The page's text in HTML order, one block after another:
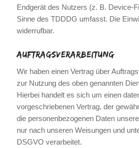
Endgerät des Nutzers (z. B. Device-
Sinne des TDDDG umfasst. Die
widerrufbar.
Auftragsverarbeitung
Wir haben einen Vertrag über
zur Nutzung des oben genannten
Hierbei handelt es sich um einen
vorgeschriebenen Vertrag, der
die personenbezogenen Daten
nur nach unseren Weisungen und
DSGVO verarbeitet.